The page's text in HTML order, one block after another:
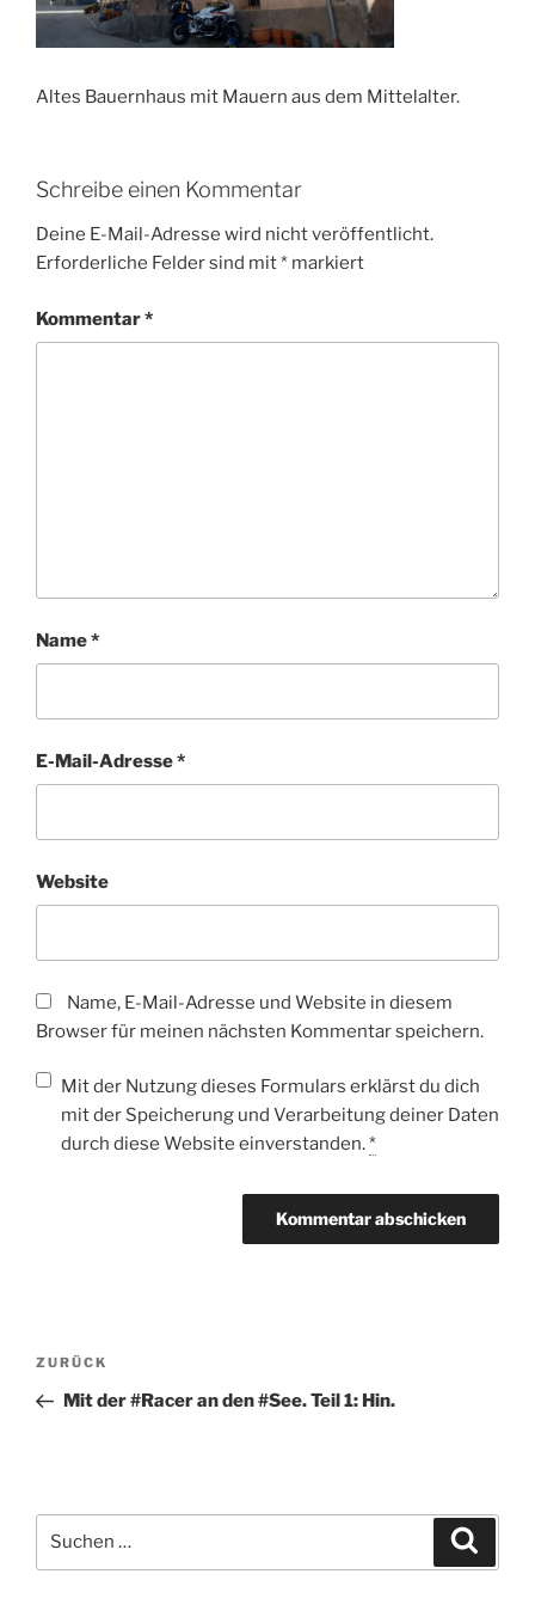
Altes Bauernhaus mit Mauern aus dem Mittelalter.
Schreibe einen Kommentar
Deine E-Mail-Adresse wird nicht veröffentlicht.
Erforderliche Felder sind mit* markiert
Kommentar*
Name*
E-Mail-Adresse*
Website
Name, E-Mail-Adresse und Website in diesem
Browser für meinen nächsten Kommentar speichern.
Mit der Nutzung dieses Formulars erklärst du dich
mit der Speicherung und Verarbeitung deiner Daten
durch diese Website einverstanden.*
Beitragsnavigation
Vorheriger
Beitrag
ZURÜCK
Mit der #Racer an den #See. Teil 1: Hin.
nach: